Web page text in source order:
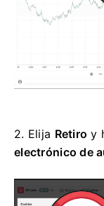
2. Elija Retiro y
electrónico de